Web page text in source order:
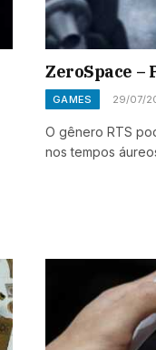
ZeroSpace –
GAMES 29/07/
O gênero RTS
nos tempos